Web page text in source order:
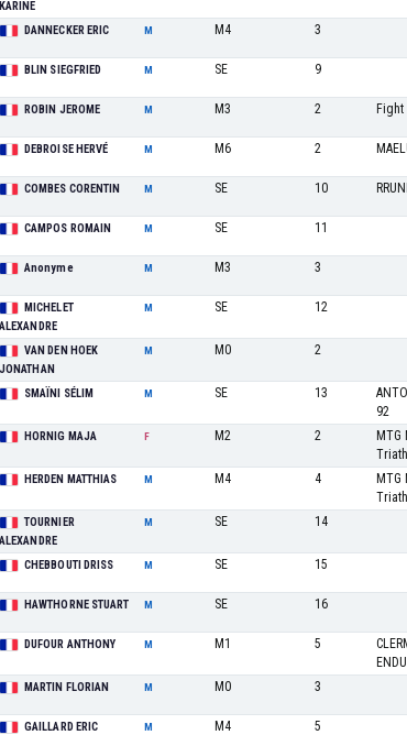
KARINE
DANNECKER ERIC M M4 3
BLIN SIEGFRIED M SE 9
ROBIN JEROME M M3 2
DEBROISE HERVÉ M M6 2
COMBES CORENTIN M SE 10
CAMPOS ROMAIN M SE 11
Anonyme M M3 3
MICHELET
ALEXANDRE
M SE 12
VAN DEN HOEK
JONATHAN
M M0 2
SMAÏNI SÉLIM M SE 13
92
HORNIG MAJA F M2 2
MTG
HERDEN MATTHIAS M M4 4
MTG
TOURNIER
ALEXANDRE
M SE 14
CHEBBOUTI DRISS M SE 15
HAWTHORNE STUART M SE 16
DUFOUR ANTHONY M M1 5
MARTIN FLORIAN M M0 3
GAILLARD ERIC M M4 5